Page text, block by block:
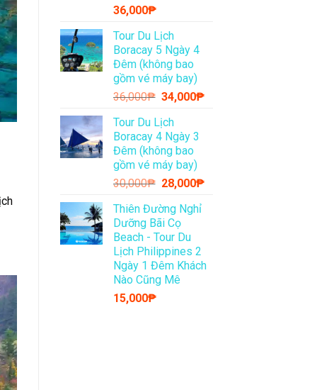
36,000₱
Tour Du Lịch
Boracay 5 Ngày 4
Đêm (không bao
gồm vé máy bay)
36,000₱ Giá
là:
36,000₱.
34,000₱Giá
Tour Du Lịch
Boracay 4 Ngày 3
Đêm (không bao
gồm vé máy bay)
30,000₱ Giá
là:
30,000₱.
28,000₱Giá
Thiên Đường Nghỉ
Dưỡng Bãi Cọ
Beach - Tour Du
Lịch Philippines 2
Ngày 1 Đêm Khách
Nào Cũng Mê
15,000₱